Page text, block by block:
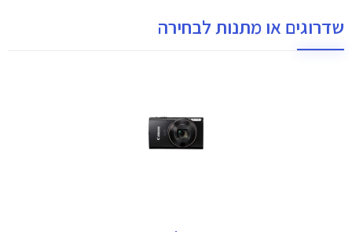
שדרוגים או מתנות לבחירה